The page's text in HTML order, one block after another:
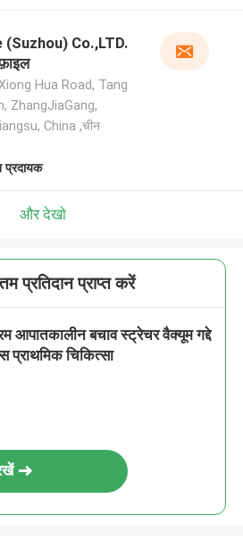
(Suzhou) Co.,LTD.
Hua Road, Tang
ZhangJiaGang,
China ,चीन
प्रदायक
और देखो
प्रतिदान प्राप्त करें
आपातकालीन बचाव स्ट्रेचर वैक्यूम गद्दे
प्राथमिक चिकित्सा